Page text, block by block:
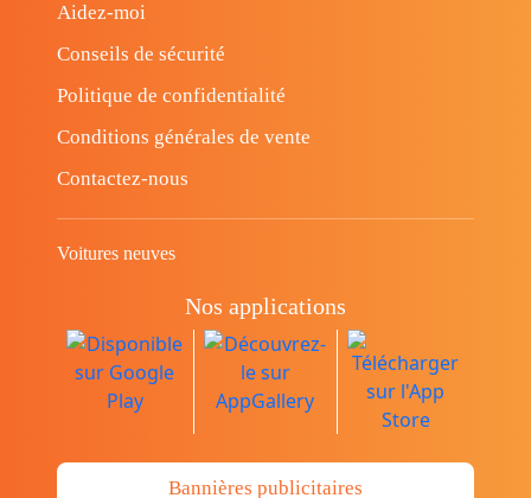
Aidez-moi
Conseils de sécurité
Politique de confidentialité
Conditions générales de vente
Contactez-nous
Voitures neuves
Nos applications
Bannières publicitaires